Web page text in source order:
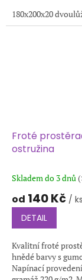
materiál pro
180x200x20
Froté
ostružina
Skladem do 3 dnů
od 140 Kč / ks
DETAIL
Kvalitní froté
hnědé barvy s
Napínací